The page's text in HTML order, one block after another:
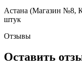
Астана (Магазин №8,
штук
Отзывы
Оставить